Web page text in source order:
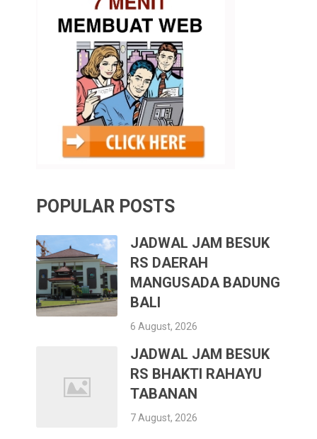
POPULAR POSTS
JADWAL JAM BESUK
RS DAERAH
MANGUSADA BADUNG
BALI
6 August, 2026
JADWAL JAM BESUK
RS BHAKTI RAHAYU
TABANAN
7 August, 2026